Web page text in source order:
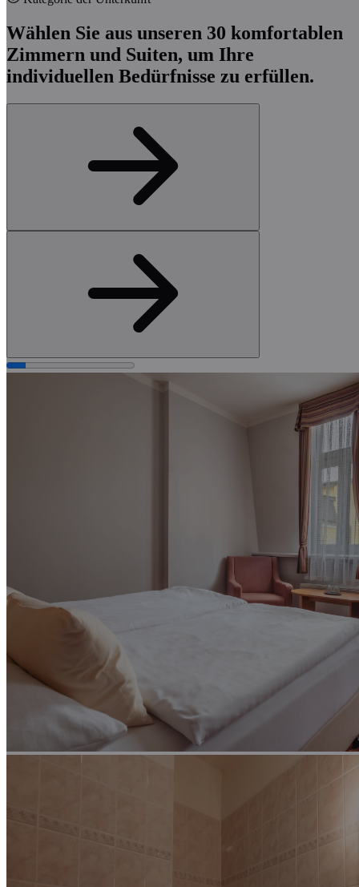
Wählen Sie aus unseren 30 komfortablen
Zimmern und Suiten, um Ihre
individuellen Bedürfnisse zu erfüllen.